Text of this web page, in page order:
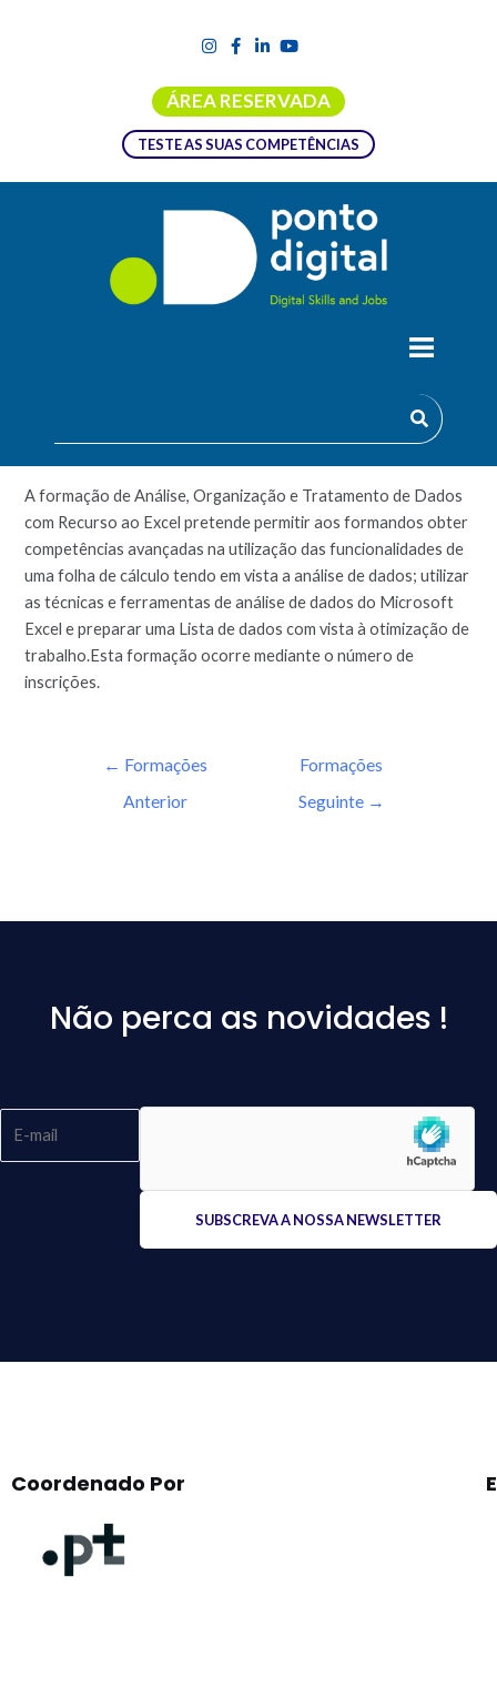
ÁREA RESERVADA
TESTE AS SUAS COMPETÊNCIAS
RECURSO AO EXCEL
A formação de Análise, Organização e Tratamento de Dados
com Recurso ao Excel pretende permitir aos formandos obter
competências avançadas na utilização das funcionalidades de
uma folha de cálculo tendo em vista a análise de dados; utilizar
as técnicas e ferramentas de análise de dados do Microsoft
Excel e preparar uma Lista de dados com vista à otimização de
trabalho.Esta formação ocorre mediante o número de
inscrições.
← Formações
Anterior
Formações
Seguinte →
Não perca as novidades !
Coordenado Por